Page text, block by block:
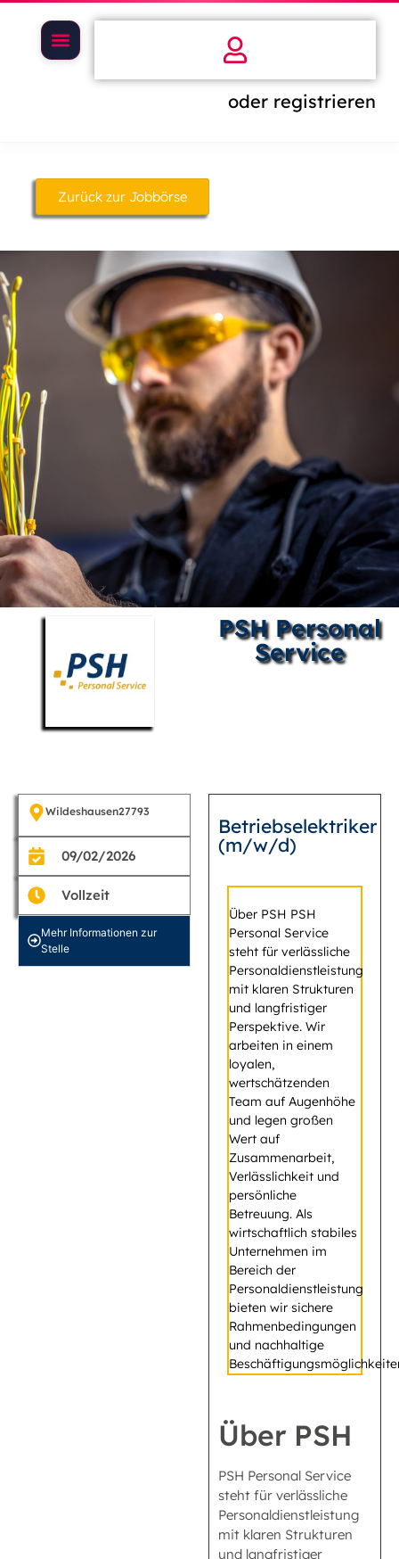
oder registrieren
Zurück zur Jobbörse
PSH Personal
Service
Wildeshausen27793
09/02/2026
Vollzeit
Mehr Informationen zur
Stelle
Betriebselektriker
(m/w/d)
Über PSH PSH
Personal Service
steht für verlässliche
Personaldienstleistung
mit klaren Strukturen
und langfristiger
Perspektive. Wir
arbeiten in einem
loyalen,
wertschätzenden
Team auf Augenhöhe
und legen großen
Wert auf
Zusammenarbeit,
Verlässlichkeit und
persönliche
Betreuung. Als
wirtschaftlich stabiles
Unternehmen im
Bereich der
Personaldienstleistung
bieten wir sichere
Rahmenbedingungen
und nachhaltige
Über PSH
PSH Personal Service
steht für verlässliche
Personaldienstleistung
mit klaren Strukturen
und langfristiger